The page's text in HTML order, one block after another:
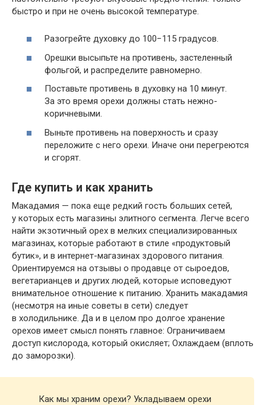
быстро и при не очень высокой температуре.
Разогрейте духовку до 100−115 градусов.
Орешки высыпьте на противень, застеленный
фольгой, и распределите равномерно.
Поставьте противень в духовку на 10 минут.
За это время орехи должны стать нежно-
коричневыми.
Выньте противень на поверхность и сразу
переложите с него орехи. Иначе они перегреются
и сгорят.
Где купить и как хранить
Макадамия — пока еще редкий гость больших сетей,
у которых есть магазины элитного сегмента. Легче всего
найти экзотичный орех в мелких специализированных
магазинах, которые работают в стиле «продуктовый
бутик», и в интернет-магазинах здорового питания.
Ориентируемся на отзывы о продавце от сыроедов,
вегетарианцев и других людей, которые исповедуют
внимательное отношение к питанию. Хранить макадамия
(несмотря на иные советы в сети) следует
в холодильнике. Да и в целом про долгое хранение
орехов имеет смысл понять главное: Ограничиваем
доступ кислорода, который окисляет; Охлаждаем (вплоть
до заморозки).
Как мы храним орехи? Укладываем орехи